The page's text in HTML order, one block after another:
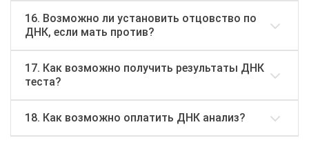
16. Возможно ли установить отцовство по
ДНК, если мать против?
17. Как возможно получить результаты ДНК
теста?
18. Как возможно оплатить ДНК анализ?